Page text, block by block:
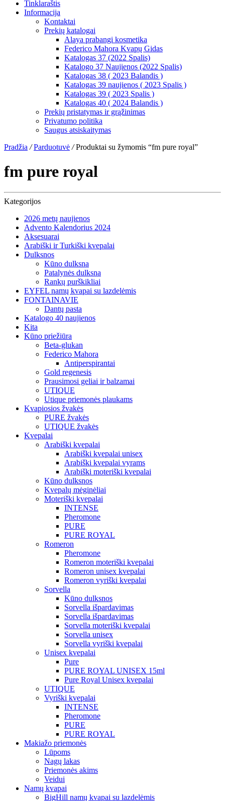
Tinklaraštis
Informacija
Kontaktai
Prekių katalogai
Alaya prabangi kosmetika
Federico Mahora Kvapų Gidas
Katalogas 37 (2022 Spalis)
Katalogo 37 Naujienos (2022 Spalis)
Katalogas 38 ( 2023 Balandis )
Katalogas 39 naujienos ( 2023 Spalis )
Katalogas 39 ( 2023 Spalis )
Katalogas 40 ( 2024 Balandis )
Prekių pristatymas ir grąžinimas
Privatumo politika
Saugus atsiskaitymas
Pradžia / Parduotuvė /Produktai su žymomis “fm pure royal”
fm pure royal
Kategorijos
2026 metų naujienos
Advento Kalendorius 2024
Aksesuarai
Arabiški ir Turkiški kvepalai
Dulksnos
Kūno dulksna
Patalynės dulksna
Rankų purškikliai
EYFEL namų kvapai su lazdelėmis
FONTAINAVIE
Dantų pasta
Katalogo 40 naujienos
Kita
Kūno priežiūra
Beta-glukan
Federico Mahora
Antiperspirantai
Gold regenesis
Prausimosi geliai ir balzamai
UTIQUE
Utique priemonės plaukams
Kvapiosios žvakės
PURE žvakės
UTIQUE žvakės
Kvepalai
Arabiški kvepalai
Arabiški kvepalai unisex
Arabiški kvepalai vyrams
Arabiški moteriški kvepalai
Kūno dulksnos
Kvepalų mėginėliai
Moteriški kvepalai
INTENSE
Pheromone
PURE
PURE ROYAL
Romeron
Pheromone
Romeron moteriški kvepalai
Romeron unisex kvepalai
Romeron vyriški kvepalai
Sorvella
Kūno dulksnos
Sorvella išpardavimas
Sorvella išpardavimas
Sorvella moteriški kvepalai
Sorvella unisex
Sorvella vyriški kvepalai
Unisex kvepalai
Pure
PURE ROYAL UNISEX 15ml
Pure Royal Unisex kvepalai
UTIQUE
Vyriški kvepalai
INTENSE
Pheromone
PURE
PURE ROYAL
Makiažo priemonės
Lūpoms
Nagų lakas
Priemonės akims
Veidui
Namų kvapai
BigHill namų kvapai su lazdelėmis